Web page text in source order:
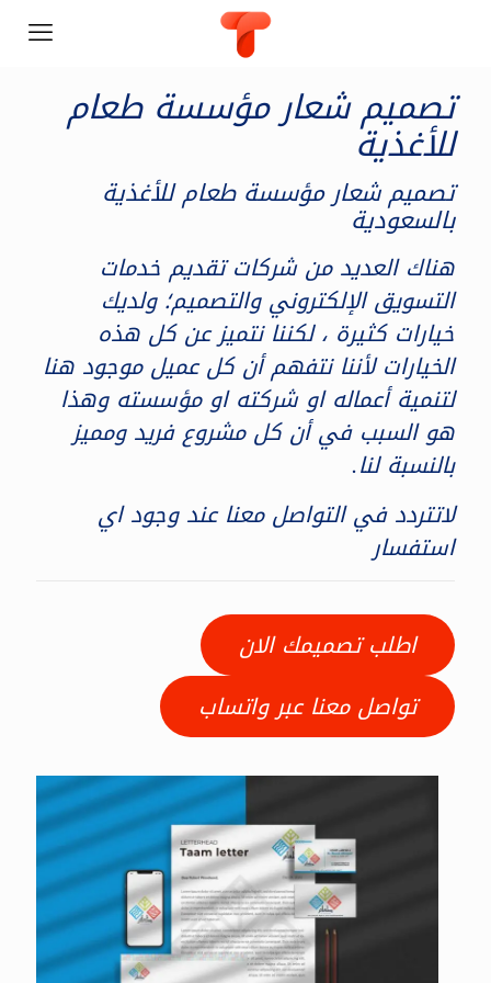
تصميم شعار مؤسسة طعام
للأغذية
تصميم شعار مؤسسة طعام للأغذية
بالسعودية
هناك العديد من شركات تقديم خدمات
التسويق الإلكتروني والتصميم؛ ولديك
خيارات كثيرة ، لكننا نتميز عن كل هذه
الخيارات لأننا نتفهم أن كل عميل موجود هنا
لتنمية أعماله او شركته او مؤسسته وهذا
هو السبب في أن كل مشروع فريد ومميز
بالنسبة لنا.
لاتتردد في التواصل معنا عند وجود اي
استفسار
اطلب تصميمك الان
تواصل معنا عبر واتساب